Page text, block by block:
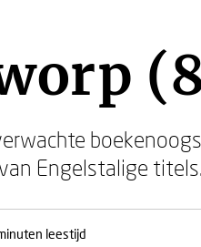
Engelstalige titels.
leestijd